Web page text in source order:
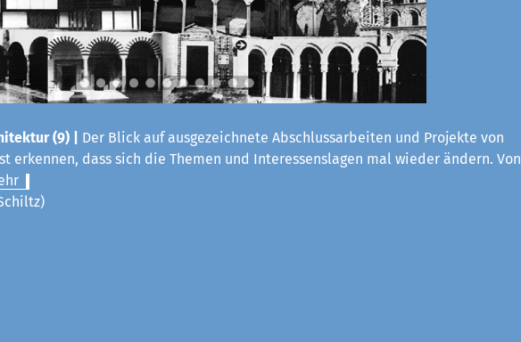
(9) |
Der Blick auf ausgezeichnete Abschlussarbeiten und Projekte von
erkennen, dass sich die Themen und Interessenslagen mal wieder ändern. Von